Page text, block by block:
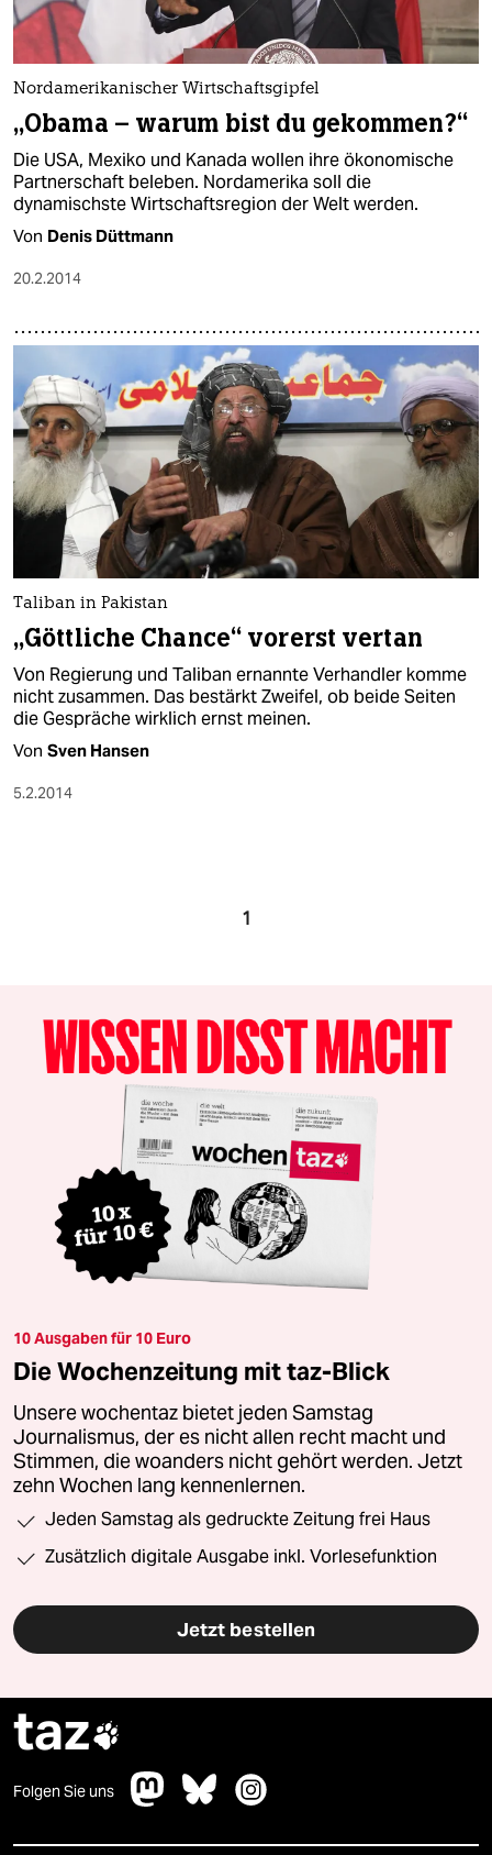
Nordamerikanischer Wirtschaftsgipfel
„Obama – warum bist du gekommen?“
Die USA, Mexiko und Kanada wollen ihre ökonomische
Partnerschaft beleben. Nordamerika soll die
dynamischste Wirtschaftsregion der Welt werden.
Von Denis Düttmann
20.2.2014
Taliban in Pakistan
„Göttliche Chance“ vorerst vertan
Von Regierung und Taliban ernannte Verhandler komme
nicht zusammen. Das bestärkt Zweifel, ob beide Seiten
die Gespräche wirklich ernst meinen.
Von Sven Hansen
5.2.2014
1
10 Ausgaben für 10 Euro
Die Wochenzeitung mit taz-Blick
Unsere wochentaz bietet jeden Samstag
Journalismus, der es nicht allen recht macht und
Stimmen, die woanders nicht gehört werden. Jetzt
zehn Wochen lang kennenlernen.
Jeden Samstag als gedruckte Zeitung frei Haus
Zusätzlich digitale Ausgabe inkl. Vorlesefunktion
Jetzt bestellen
taz
Folgen Sie uns